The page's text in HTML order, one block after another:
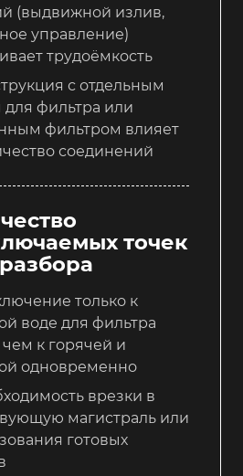
(выдвижной излив,
управление)
трудоёмкость
с отдельным
для фильтра или
фильтром влияет
соединений
точек
только к
воде для фильтра
к горячей и
одновременно
врезки в
магистраль или
готовых